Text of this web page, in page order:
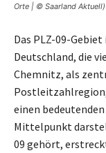
Orte | © Saarland Aktuell)
Das PLZ-09-
Deutschland, die
Chemnitz, als
einen
Mittelpunkt
09 gehört,